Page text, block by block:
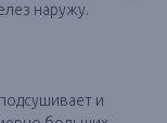
наружу.
и